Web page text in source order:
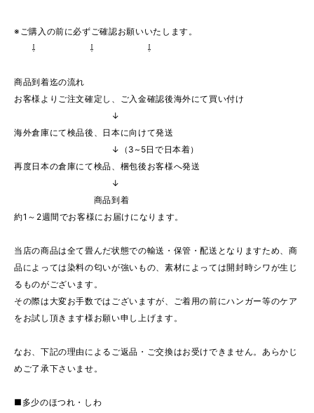
※ご購入の前に必ずご確認お願いいたします。
⇩ ⇩ ⇩
商品到着迄の流れ
お客様よりご注文確定し、ご入金確認後海外にて買い付け
↓
海外倉庫にて検品後、日本に向けて発送
↓（3~5日で日本着）
再度日本の倉庫にて検品、梱包後お客様へ発送
↓
商品到着
約1～2週間でお客様にお届けになります。
当店の商品は全て畳んだ状態での輸送・保管・配送となりますため、商
品によっては染料の匂いが強いもの、素材によっては開封時シワが生じ
るものがございます。
その際は大変お手数ではございますが、ご着用の前にハンガー等のケア
をお試し頂きます様お願い申し上げます。
なお、下記の理由によるご返品・ご交換はお受けできません。あらかじ
めご了承下さいませ。
■多少のほつれ・しわ